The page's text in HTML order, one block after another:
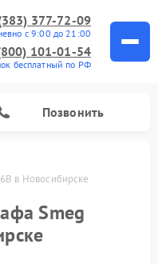
377-72-09
с 9:00 до 21:00
101-01-54
бесплатный по РФ
Позвонить
в Новосибирске
Smeg